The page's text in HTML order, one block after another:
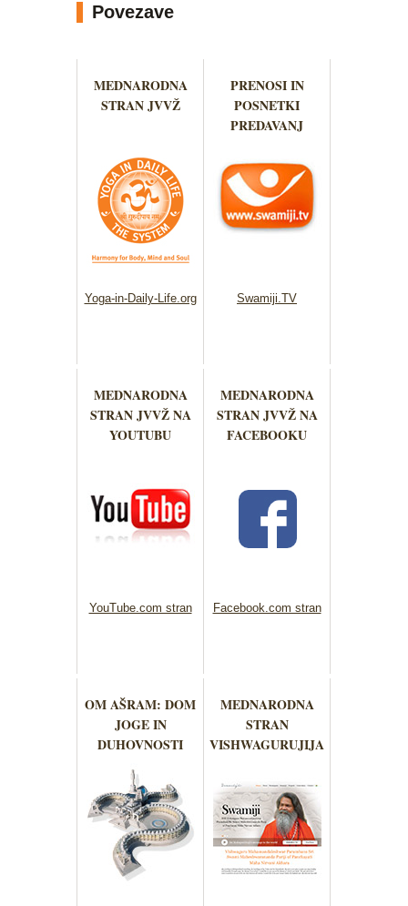
Povezave
MEDNARODNA
STRAN JVVŽ
Yoga-in-Daily-Life.org
PRENOSI IN
POSNETKI
PREDAVANJ
Swamiji.TV
MEDNARODNA
STRAN JVVŽ NA
YOUTUBU
YouTube.com stran
MEDNARODNA
STRAN JVVŽ NA
FACEBOOKU
Facebook.com stran
OM AŠRAM: DOM
JOGE IN
DUHOVNOSTI
MEDNARODNA
STRAN
VISHWAGURUJIJA